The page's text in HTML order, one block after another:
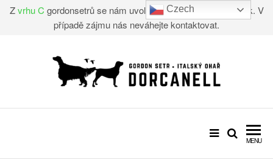
Zvrhu C gordonsetrů se nám uvolnil jeden úžasný chlapeček. V
případě zájmu nás neváhejte kontaktovat.
MENU
Czech